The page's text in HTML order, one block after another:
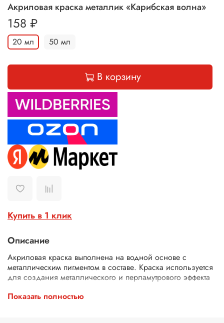
Акриловая краска металлик «Карибская волна»
158 ₽
20 мл 50 мл
В корзину
Купить в 1 клик
Описание
Акриловая краска выполнена на водной основе с
металлическим пигментом в составе. Краска используется
для создания металлического и перламутрового эффекта
«декупаж» и «скрапбукинг». С ее помощью Вы можете
Показать полностью